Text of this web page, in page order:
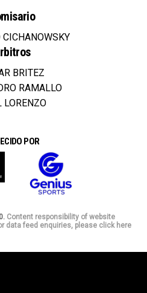
BRITEZ
RAMALLO
LORENZO
POR
Content responsibility of website
data feed enquiries, please click here